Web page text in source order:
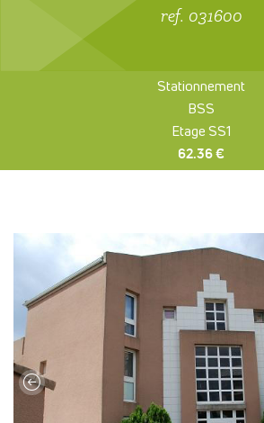
ref. 031600
Stationnement
BSS
Etage SS1
62.36 €